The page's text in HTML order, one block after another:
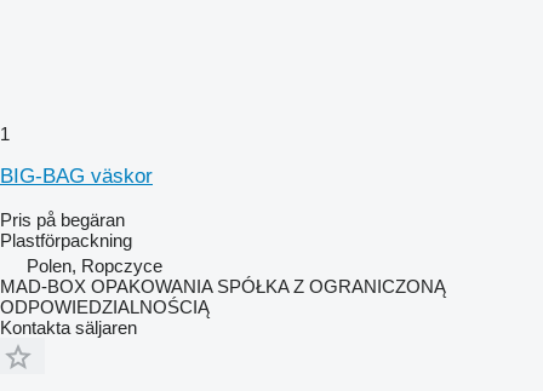
1
BIG-BAG väskor
Pris på begäran
Plastförpackning
Polen, Ropczyce
MAD-BOX OPAKOWANIA SPÓŁKA Z OGRANICZONĄ
ODPOWIEDZIALNOŚCIĄ
Kontakta säljaren